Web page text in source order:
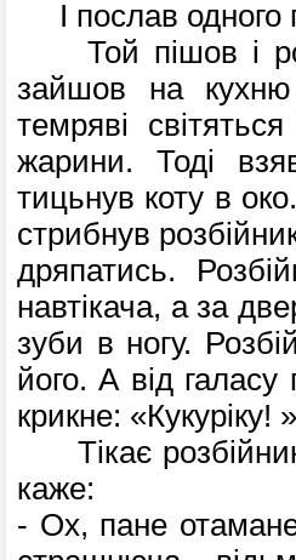
І послав одного
Той пішов і
зайшов на кухню
темряві
жарини. Тоді
тицьнув коту в
стрибнув
дряпатись.
навтікача, а за
зуби в ногу.
його. А від галасу
крикне: «Кукуріку! »
Тікає
каже:
- Ох, пане